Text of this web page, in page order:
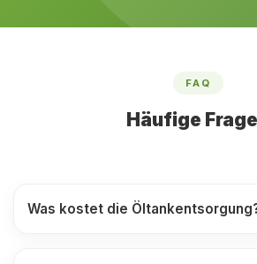
FAQ
Häufige
Was kostet die